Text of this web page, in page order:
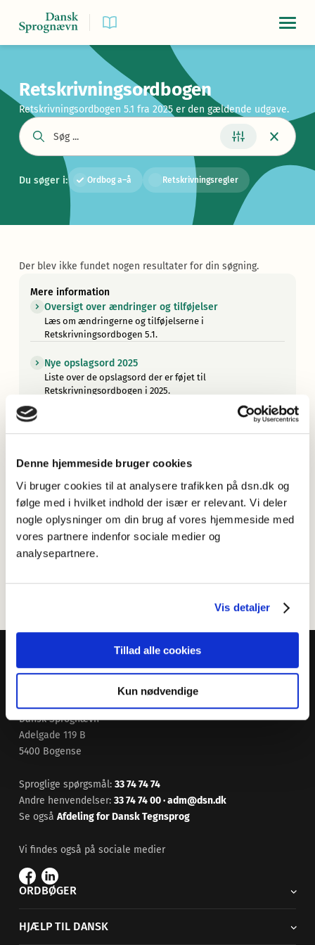
Denne hjemmeside bruger cookies
Vi bruger cookies til at analysere trafikken på dsn.dk og
følge med i hvilket indhold der især er relevant. Vi deler
nogle oplysninger om din brug af vores hjemmeside med
vores partnere indenfor sociale medier og
analysepartnere.
Vis detaljer
Tillad alle cookies
Kun nødvendige
Retskrivningsordbogen
Retskrivningsordbogen 5.1 fra 2025 er den gældende udgave.
Du søger i: Ordbog a–å Retskrivningsregler
Der blev ikke fundet nogen resultater for din søgning.
Mere information
Oversigt over ændringer og tilføjelser
Læs om ændringerne og tilføjelserne i
Retskrivningsordbogen 5.1.
Nye opslagsord 2025
Liste over de opslagsord der er føjet til
Retskrivningsordbogen i 2025.
Hvilke ord er med i Retskrivningsordbogen?
Læs om de vigtigste principper for valget af ordstof til
Læs om de forskellige formater af
Retskrivningsordbogen.
Mere om Retskrivningsordbogen
Læs om arbejdet med den seneste udgave af
Retskrivningsordbogen, og find informationer om
Dansk Sprognævn
Adelgade 119 B
5400 Bogense
Sproglige spørgsmål: 33 74 74 74
Andre henvendelser: 33 74 74 00·adm@dsn.dk
Se også Afdeling for Dansk Tegnsprog
Vi findes også på sociale medier
ORDBØGER
HJÆLP TIL DANSK